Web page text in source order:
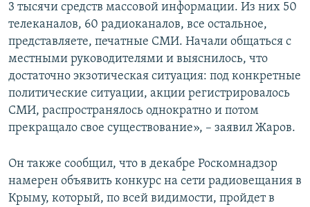
3 тысячи средств массовой информации. Из них 50
телеканалов, 60 радиоканалов, все остальное,
представляете, печатные СМИ. Начали общаться с
местными руководителями и выяснилось, что
достаточно экзотическая ситуация: под конкретные
политические ситуации, акции регистрировалось
СМИ, распространялось однократно и потом
прекращало свое существование», – заявил Жаров.
Он также сообщил, что в декабре Роскомнадзор
намерен объявить конкурс на сети радиовещания в
Крыму, который, по всей видимости, пройдет в